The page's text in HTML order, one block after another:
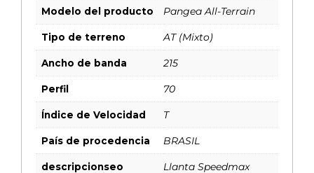
Modelo del producto Pangea All-Terrain
Tipo de terreno AT (Mixto)
Ancho de banda 215
Perfil 70
Índice de Velocidad T
País de procedencia BRASIL
descripcionseo
Llanta Speedmax